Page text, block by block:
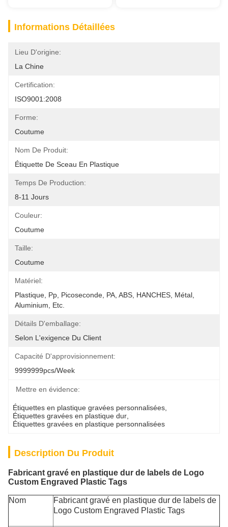
Informations Détaillées
Lieu D'origine:
La Chine
Certification:
ISO9001:2008
Forme:
Coutume
Nom De Produit:
Étiquette De Sceau En Plastique
Temps De Production:
8-11 Jours
Couleur:
Coutume
Taille:
Coutume
Matériel:
Plastique, Pp, Picoseconde, PA, ABS, HANCHES, Métal,
Aluminium, Etc.
Détails D'emballage:
Selon L'exigence Du Client
Capacité D'approvisionnement:
9999999pcs/week
Mettre en évidence:
Étiquettes en plastique gravées personnalisées
Étiquettes gravées en plastique dur
Étiquettes gravées en plastique personnalisées
Description Du Produit
Fabricant gravé en plastique dur de labels de Logo
Custom Engraved Plastic Tags
Nom
Fabricant gravé en plastique dur de labels de
Logo Custom Engraved Plastic Tags